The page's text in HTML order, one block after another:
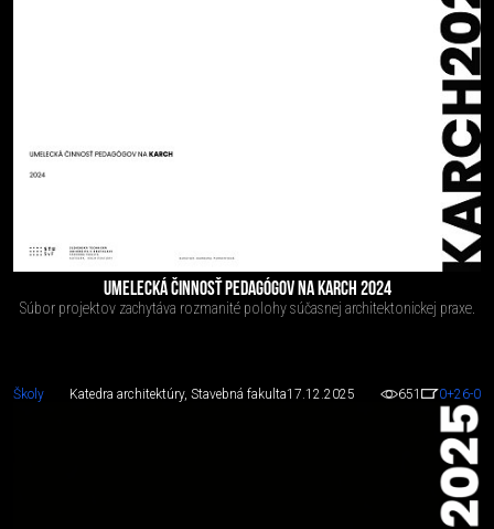
UMELECKÁ ČINNOSŤ PEDAGÓGOV NA KARCH 2024
Súbor projektov zachytáva rozmanité polohy súčasnej architektonickej praxe.
Školy Katedra architektúry, Stavebná fakulta17.12.2025 651 0+26-0